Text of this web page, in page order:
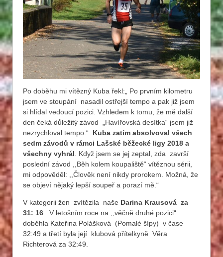
Po doběhu mi vítězný Kuba řekl:„ Po prvním kilometru
jsem ve stoupání nasadil ostřejší tempo a pak již jsem
si hlídal vedoucí pozici. Vzhledem k tomu, že mě další
den čeká důležitý závod „Havířovská desítka“ jsem již
nezrychloval tempo.“
Kuba zatím absolvoval všech
sedm závodů v rámci Lašské běžecké ligy 2018 a
všechny vyhrál . Když jsem se jej zeptal, zda završí
poslední závod ,,Běh kolem koupaliště“ vítěznou sérii,
mi odpověděl: ,,Člověk není nikdy prorokem. Možná, že
se objeví nějaký lepší soupeř a porazí mě.“
V kategorii žen zvítězila naše Darina Krausová za
31: 16 . V letošním roce na ,,věčně druhé pozici“
doběhla Kateřina Polášková (Pomalé šípy) v čase
32:49 a třetí byla její klubová přítelkyně Věra
Richterová za 32:49.